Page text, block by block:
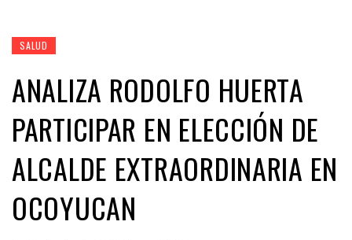
SALUD
ANALIZA RODOLFO HUERTA
PARTICIPAR EN ELECCIÓN DE
ALCALDE EXTRAORDINARIA EN
OCOYUCAN